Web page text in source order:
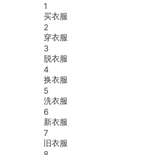
1
买衣服
2
穿衣服
3
脱衣服
4
换衣服
5
洗衣服
6
新衣服
7
旧衣服